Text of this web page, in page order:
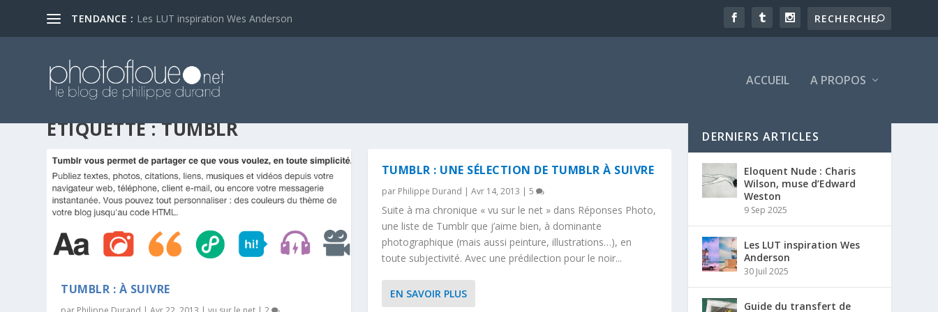
TENDANCE : Les LUT inspiration Wes Anderson
ACCUEIL A PROPOS
ÉTIQUETTE :TUMBLR
TUMBLR : À SUIVRE
TUMBLR : UNE SÉLECTION DE TUMBLR À SUIVRE
par Philippe Durand | Avr 14, 2013 | 5
Suite à ma chronique « vu sur le net » dans Réponses Photo,
une liste de Tumblr que j’aime bien, à dominante
photographique (mais aussi peinture, illustrations…), en
toute subjectivité. Avec une prédilection pour le noir...
EN SAVOIR PLUS
DERNIERS ARTICLES
Eloquent Nude : Charis
Wilson, muse d’Edward
Weston
9 Sep 2025
Les LUT inspiration Wes
Anderson
30 Juil 2025
Guide du transfert de